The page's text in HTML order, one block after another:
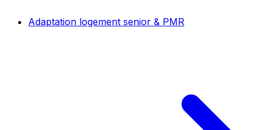
Adaptation logement senior & PMR